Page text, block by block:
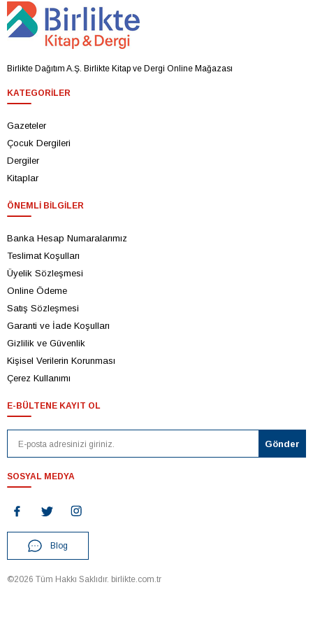
Birlikte Dağıtım A.Ş. Birlikte Kitap ve Dergi Online Mağazası
KATEGORILER
Gazeteler
Çocuk Dergileri
Dergiler
Kitaplar
ÖNEMLI BILGILER
Banka Hesap Numaralarımız
Teslimat Koşulları
Üyelik Sözleşmesi
Online Ödeme
Satış Sözleşmesi
Garanti ve İade Koşulları
Gizlilik ve Güvenlik
Kişisel Verilerin Korunması
Çerez Kullanımı
E-BÜLTENE KAYIT OL
SOSYAL MEDYA
Blog
©2026 Tüm Hakkı Saklıdır. birlikte.com.tr